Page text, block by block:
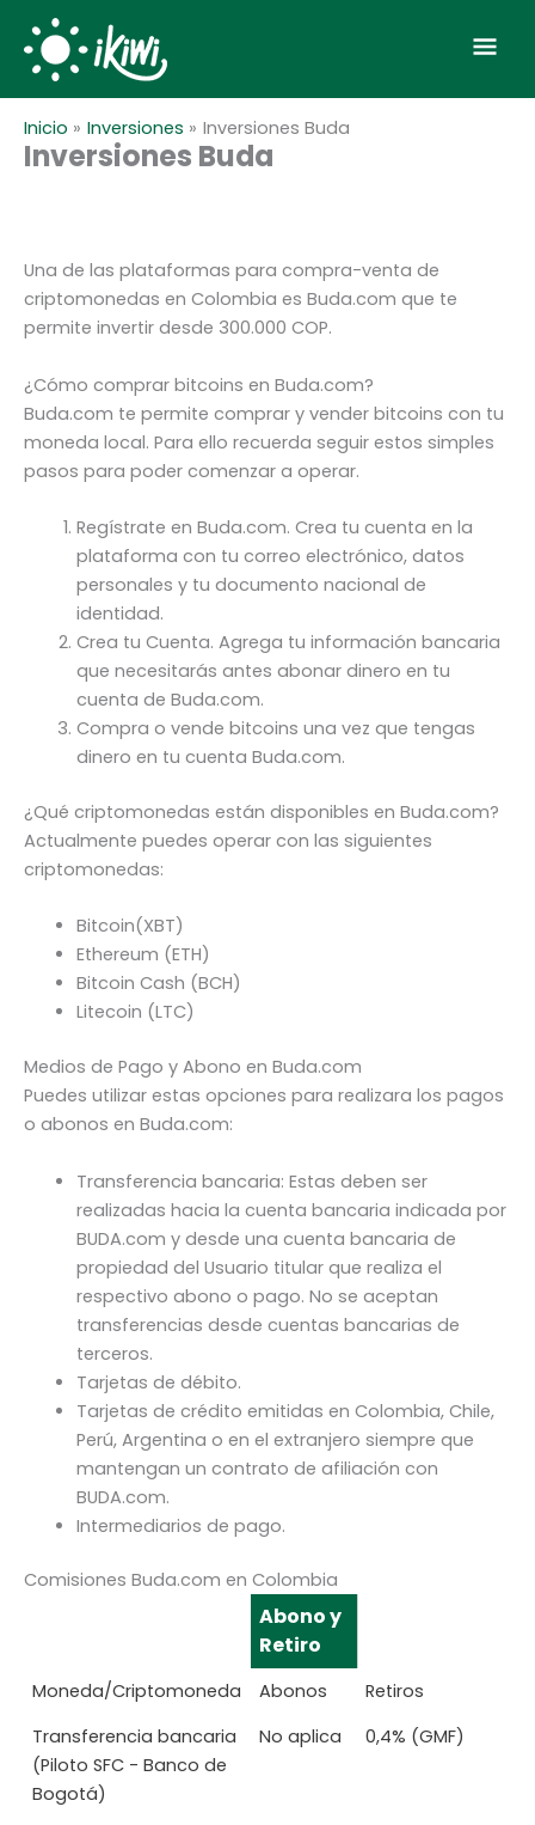
contenido
Inicio Inversiones Inversiones Buda
Inversiones Buda
Una de las plataformas para compra-venta de
criptomonedas en Colombia es Buda.com que te
permite invertir desde 300.000 COP.
¿Cómo comprar bitcoins en Buda.com?
Buda.com te permite comprar y vender bitcoins con tu
moneda local. Para ello recuerda seguir estos simples
pasos para poder comenzar a operar.
Regístrate en Buda.com. Crea tu cuenta en la
plataforma con tu correo electrónico, datos
personales y tu documento nacional de
identidad.
Crea tu Cuenta. Agrega tu información bancaria
que necesitarás antes abonar dinero en tu
cuenta de Buda.com.
Compra o vende bitcoins una vez que tengas
dinero en tu cuenta Buda.com.
¿Qué criptomonedas están disponibles en Buda.com?
Actualmente puedes operar con las siguientes
criptomonedas:
Bitcoin(XBT)
Ethereum (ETH)
Bitcoin Cash (BCH)
Litecoin (LTC)
Medios de Pago y Abono en Buda.com
Puedes utilizar estas opciones para realizara los pagos
o abonos en Buda.com:
Transferencia bancaria: Estas deben ser
realizadas hacia la cuenta bancaria indicada por
BUDA.com y desde una cuenta bancaria de
propiedad del Usuario titular que realiza el
respectivo abono o pago. No se aceptan
transferencias desde cuentas bancarias de
terceros.
Tarjetas de débito.
Tarjetas de crédito emitidas en Colombia, Chile,
Perú, Argentina o en el extranjero siempre que
mantengan un contrato de afiliación con
BUDA.com.
Intermediarios de pago.
Comisiones Buda.com en Colombia
Abono y
Retiro
Moneda/Criptomoneda Abonos
Retiros
Transferencia bancaria
(Piloto SFC - Banco de
Bogotá)
No aplica 0,4% (GMF)
Scroll
to
Top